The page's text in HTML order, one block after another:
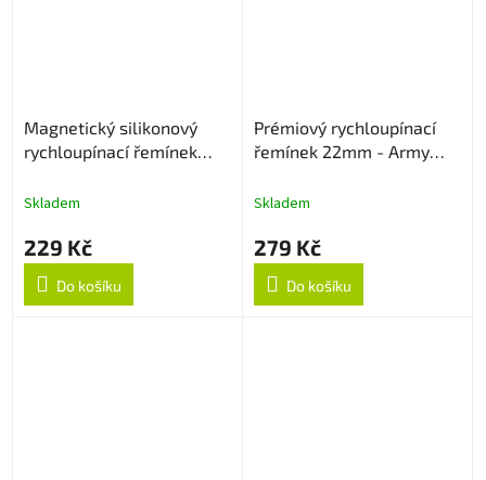
Magnetický silikonový
rychloupínací řemínek
Skladem
229 Kč
Do košíku
Prémiový rychloupínací
řemínek 22mm - Army
Skladem
279 Kč
Do košíku